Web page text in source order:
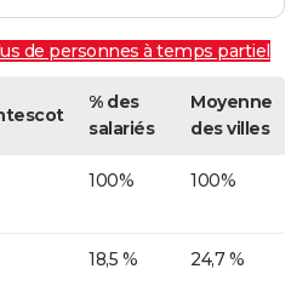
de personnes à temps partiel
% des
salariés
Moyenne
des villes
100% 100%
18,5 % 24,7 %